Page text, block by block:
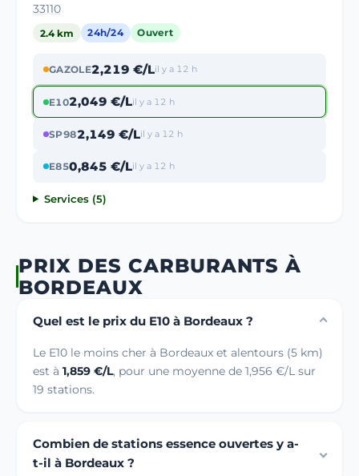
33110
2.4 km 24h/24 Ouvert
GAZOLE2,219 €/Lil y a 12 h
E102,049 €/Lil y a 12 h
SP982,149 €/Lil y a 12 h
E850,845 €/Lil y a 12 h
Services (5)
PRIX DES CARBURANTS À
BORDEAUX
Quel est le prix du E10 à Bordeaux ?
Le E10 le moins cher à Bordeaux et alentours (5 km)
est à 1,859 €/L, pour une moyenne de 1,956 €/L sur
19 stations.
Combien de stations essence ouvertes y a-
t-il à Bordeaux ?